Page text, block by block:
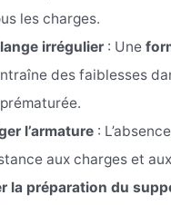
les charges.
irrégulier : Une
des faiblesses
l’armature :
aux charges et
la préparation du